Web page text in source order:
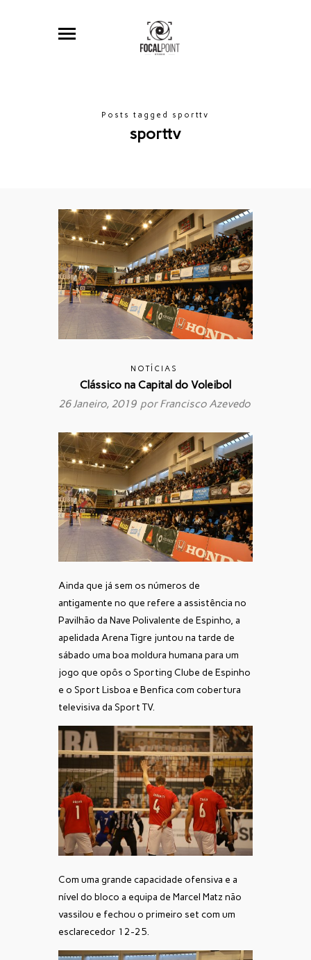
Posts tagged sporttv
sporttv
NOTÍCIAS
Clássico na Capital do Voleibol
26 Janeiro, 2019 porFrancisco Azevedo
Ainda que já sem os números de
antigamente no que refere a assistência no
Pavilhão da Nave Polivalente de Espinho, a
apelidada Arena Tigre juntou na tarde de
sábado uma boa moldura humana para um
jogo que opôs o Sporting Clube de Espinho
e o Sport Lisboa e Benfica com cobertura
televisiva da Sport TV.
Com uma grande capacidade ofensiva e a
nível do bloco a equipa de Marcel Matz não
vassilou e fechou o primeiro set com um
esclarecedor 12-25.